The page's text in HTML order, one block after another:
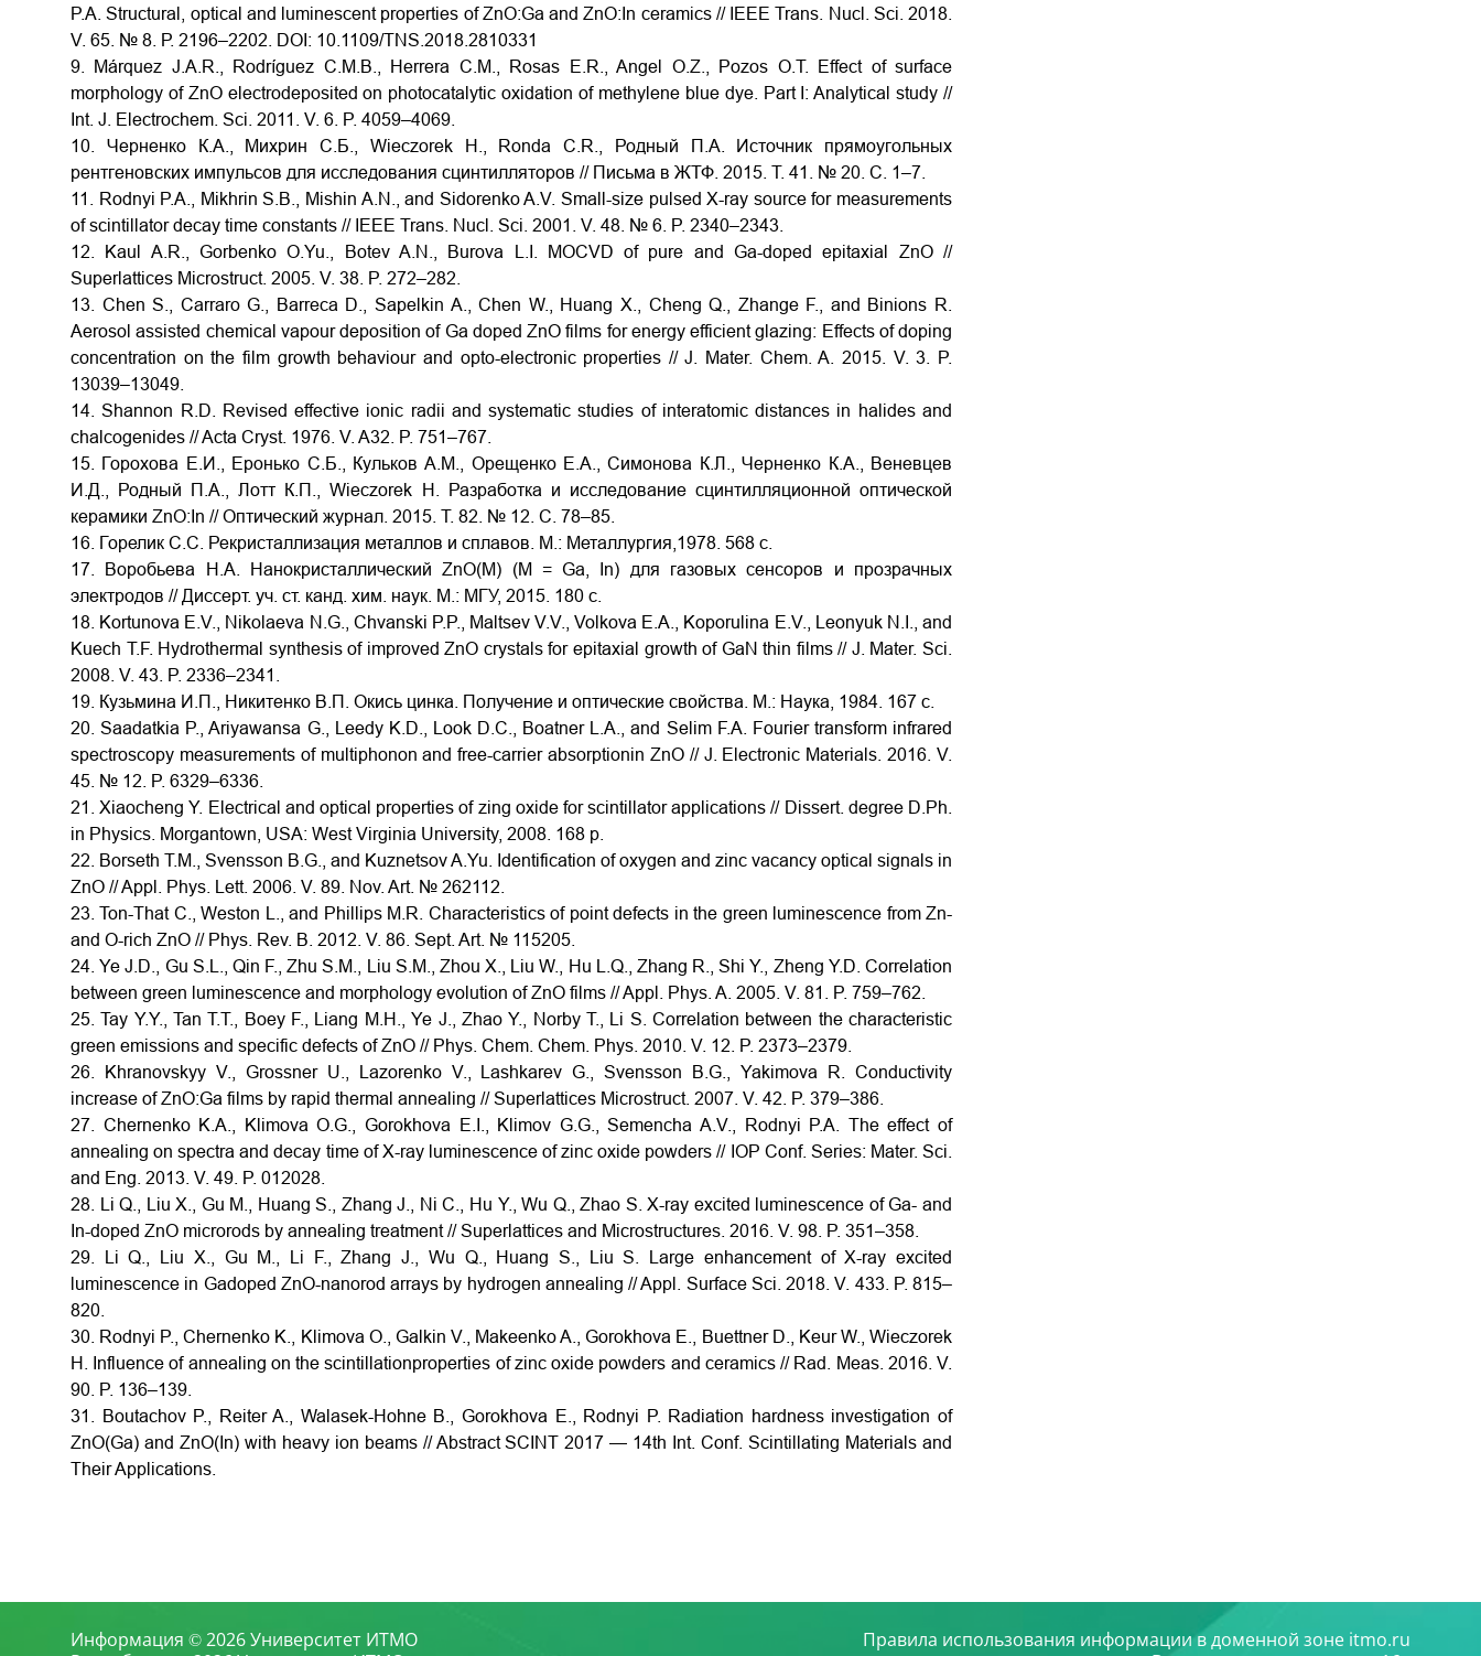
P.A. Structural, optical and luminescent properties of ZnO:Ga and ZnO:In ceramics // IEEE Trans. Nucl. Sci. 2018.
V. 65. № 8. Р. 2196–2202. DOI: 10.1109/TNS.2018.2810331
9. Márquez J.A.R., Rodríguez C.M.B., Herrera C.M., Rosas E.R., Angel O.Z., Pozos O.T. Effect of surface
morphology of ZnO electrodeposited on photocatalytic oxidation of methylene blue dye. Part I: Analytical study //
Int. J. Electrochem. Sci. 2011. V. 6. P. 4059–4069.
10. Черненко К.А., Михрин С.Б., Wieczorek H., Ronda C.R., Родный П.А. Источник прямоугольных
рентгеновских импульсов для исследования сцинтилляторов // Письма в ЖТФ. 2015. Т. 41. № 20. С. 1–7.
11. Rodnyi P.A., Mikhrin S.B., Mishin A.N., and Sidorenko A.V. Small-size pulsed X-ray source for measurements
of scintillator decay time constants // IEEE Trans. Nucl. Sci. 2001. V. 48. № 6. P. 2340–2343.
12. Kaul A.R., Gorbenko O.Yu., Botev A.N., Burova L.I. MOCVD of pure and Ga-doped epitaxial ZnO //
Superlattices Microstruct. 2005. V. 38. P. 272–282.
13. Chen S., Carraro G., Barreca D., Sapelkin A., Chen W., Huang X., Cheng Q., Zhange F., and Binions R.
Aerosol assisted chemical vapour deposition of Ga doped ZnO films for energy efficient glazing: Effects of doping
concentration on the film growth behaviour and opto-electronic properties // J. Mater. Chem. A. 2015. V. 3. P.
13039–13049.
14. Shannon R.D. Revised effective ionic radii and systematic studies of interatomic distances in halides and
chalcogenides // Acta Cryst. 1976. V. A32. P. 751–767.
15. Горохова Е.И., Еронько С.Б., Кульков А.М., Орещенко Е.А., Симонова К.Л., Черненко К.А., Веневцев
И.Д., Родный П.А., Лотт К.П., Wieczorek H. Разработка и исследование сцинтилляционной оптической
керамики ZnO:In // Оптический журнал. 2015. Т. 82. № 12. С. 78–85.
16. Горелик С.С. Рекристаллизация металлов и сплавов. М.: Металлургия,1978. 568 с.
17. Воробьева Н.А. Нанокристаллический ZnO(M) (M = Ga, In) для газовых сенсоров и прозрачных
электродов // Диссерт. уч. ст. канд. хим. наук. М.: МГУ, 2015. 180 с.
18. Kortunova E.V., Nikolaeva N.G., Chvanski P.P., Maltsev V.V., Volkova E.A., Koporulina E.V., Leonyuk N.I., and
Kuech T.F. Hydrothermal synthesis of improved ZnO crystals for epitaxial growth of GaN thin films // J. Mater. Sci.
2008. V. 43. P. 2336–2341.
19. Кузьмина И.П., Никитенко В.П. Окись цинка. Получение и оптические свойства. М.: Наука, 1984. 167 с.
20. Saadatkia P., Ariyawansa G., Leedy K.D., Look D.C., Boatner L.A., and Selim F.A. Fourier transform infrared
spectroscopy measurements of multiphonon and free-carrier absorptionin ZnO // J. Electronic Materials. 2016. V.
45. № 12. P. 6329–6336.
21. Xiaocheng Y. Electrical and optical properties of zing oxide for scintillator applications // Dissert. degree D.Ph.
in Physics. Morgantown, USA: West Virginia University, 2008. 168 p.
22. Bоrseth T.M., Svensson B.G., and Kuznetsov A.Yu. Identification of oxygen and zinc vacancy optical signals in
ZnO // Appl. Phys. Lett. 2006. V. 89. Nov. Art. № 262112.
23. Ton-That C., Weston L., and Phillips M.R. Characteristics of point defects in the green luminescence from Zn-
and O-rich ZnO // Phys. Rev. B. 2012. V. 86. Sept. Art. № 115205.
24. Ye J.D., Gu S.L., Qin F., Zhu S.M., Liu S.M., Zhou X., Liu W., Hu L.Q., Zhang R., Shi Y., Zheng Y.D. Correlation
between green luminescence and morphology evolution of ZnO films // Appl. Phys. A. 2005. V. 81. P. 759–762.
25. Tay Y.Y., Tan T.T., Boey F., Liang M.H., Ye J., Zhao Y., Norby T., Li S. Correlation between the characteristic
green emissions and specific defects of ZnO // Phys. Chem. Chem. Phys. 2010. V. 12. P. 2373–2379.
26. Khranovskyy V., Grossner U., Lazorenko V., Lashkarev G., Svensson B.G., Yakimova R. Conductivity
increase of ZnO:Ga films by rapid thermal annealing // Superlattices Microstruct. 2007. V. 42. P. 379–386.
27. Chernenko K.A., Klimova O.G., Gorokhova E.I., Klimov G.G., Semencha A.V., Rodnyi P.A. The effect of
annealing on spectra and decay time of X-ray luminescence of zinc oxide powders // IOP Conf. Series: Mater. Sci.
and Eng. 2013. V. 49. P. 012028.
28. Li Q., Liu X., Gu M., Huang S., Zhang J., Ni C., Hu Y., Wu Q., Zhao S. X-ray excited luminescence of Ga- and
In-doped ZnO microrods by annealing treatment // Superlattices and Microstructures. 2016. V. 98. P. 351–358.
29. Li Q., Liu X., Gu M., Li F., Zhang J., Wu Q., Huang S., Liu S. Large enhancement of X-ray excited
luminescence in Gadoped ZnO-nanorod arrays by hydrogen annealing // Appl. Surface Sci. 2018. V. 433. P. 815–
820.
30. Rodnyi P., Chernenko K., Klimova O., Galkin V., Makeenko A., Gorokhova E., Buettner D., Keur W., Wieczorek
H. Influence of annealing on the scintillationproperties of zinc oxide powders and ceramics // Rad. Meas. 2016. V.
90. P. 136–139.
31. Boutachov P., Reiter A., Walasek-Hohne B., Gorokhova E., Rodnyi P. Radiation hardness investigation of
ZnO(Ga) and ZnO(In) with heavy ion beams // Abstract SCINT 2017 — 14th Int. Conf. Scintillating Materials and
Their Applications.
Информация © 2026 Университет ИТМО
Правила использования информации в доменной зоне itmo.ru